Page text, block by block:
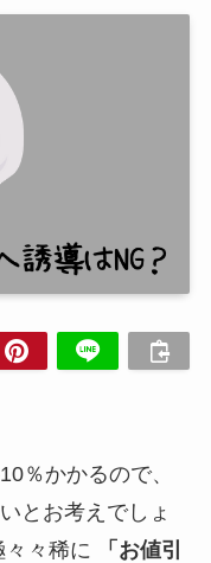
％かかるので、
とお考えでしょ
々稀に
「お値引